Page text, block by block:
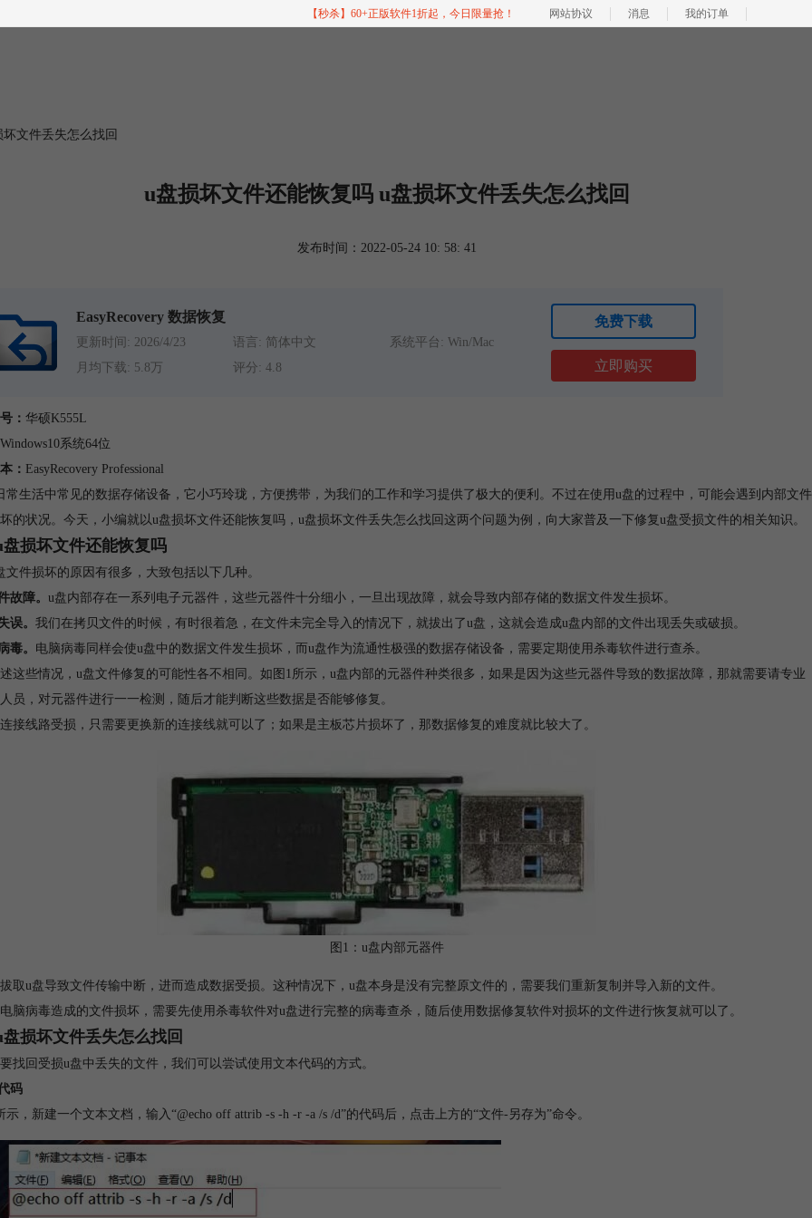
【秒杀】60+正版软件1折起，今日限量抢！ 网站协议 消息 我的订单
文件丢失怎么找回
u盘损坏文件还能恢复吗 u盘损坏文件丢失怎么找回
发布时间：2022-05-24 10: 58: 41
EasyRecovery 数据恢复
更新时间: 2026/4/23 语言: 简体中文
系统平台: Win/Mac
月均下载: 5.8万
评分: 4.8
免费下载
立即购买
： 华硕K555L
Windows10系统64位
： EasyRecovery Professional
常生活中常见的数据存储设备，它小巧玲珑，方便携带，为我们的工作和学习提供了极大的便利。不过在使用u盘的过程中，可能会遇到内部文件
的状况。今天，小编就以u盘损坏文件还能恢复吗，u盘损坏文件丢失怎么找回这两个问题为例，向大家普及一下修复u盘受损文件的相关知识。
损坏文件还能恢复吗
文件损坏的原因有很多，大致包括以下几种。
故障。 u盘内部存在一系列电子元器件，这些元器件十分细小，一旦出现故障，就会导致内部存储的数据文件发生损坏。
误。 我们在拷贝文件的时候，有时很着急，在文件未完全导入的情况下，就拔出了u盘，这就会造成u盘内部的文件出现丢失或破损。
毒。 电脑病毒同样会使u盘中的数据文件发生损坏，而u盘作为流通性极强的数据存储设备，需要定期使用杀毒软件进行查杀。
这些情况，u盘文件修复的可能性各不相同。如图1所示，u盘内部的元器件种类很多，如果是因为这些元器件导致的数据故障，那就需要请专业
员，对元器件进行一一检测，随后才能判断这些数据是否能够修复。
接线路受损，只需要更换新的连接线就可以了；如果是主板芯片损坏了，那数据修复的难度就比较大了。
图1：u盘内部元器件
取u盘导致文件传输中断，进而造成数据受损。这种情况下，u盘本身是没有完整原文件的，需要我们重新复制并导入新的文件。
脑病毒造成的文件损坏，需要先使用杀毒软件对u盘进行完整的病毒查杀，随后使用数据修复软件对损坏的文件进行恢复就可以了。
损坏文件丢失怎么找回
找回受损u盘中丢失的文件，我们可以尝试使用文本代码的方式。
码
示，新建一个文本文档，输入“@echo off attrib -s -h -r -a /s /d”的代码后，点击上方的“文件-另存为”命令。